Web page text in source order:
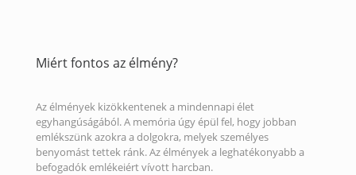
Miért fontos az élmény?
Az élmények kizökkentenek a mindennapi élet
egyhangúságából. A memória úgy épül fel, hogy jobban
emlékszünk azokra a dolgokra, melyek személyes
benyomást tettek ránk. Az élmények a leghatékonyabb a
befogadók emlékeiért vívott harcban.